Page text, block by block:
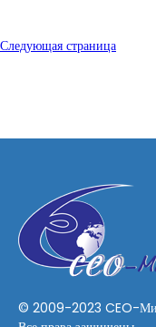
Следующая страница
© 2009-2023 CEO-